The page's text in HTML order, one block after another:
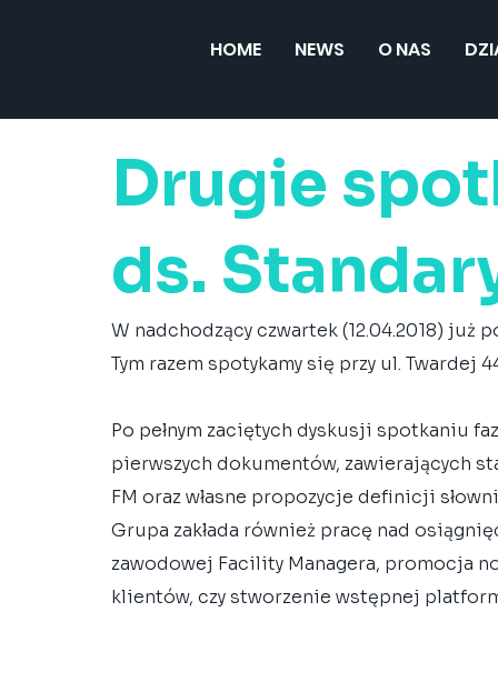
HOME NEWS O NAS
Drugie
ds.
W nadchodzący czwartek (12.04.2018)
Tym razem spotykamy się przy ul.
Po pełnym zaciętych dyskusji spotkaniu
pierwszych dokumentów, zawierających
FM oraz własne propozycje definicji
Grupa zakłada również pracę nad
zawodowej Facility Managera, promocja
klientów, czy stworzenie wstępnej